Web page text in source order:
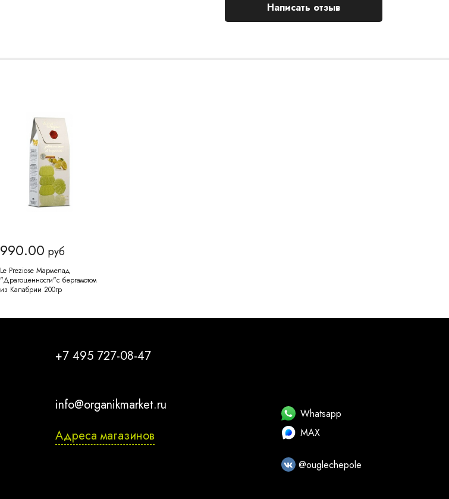
Написать отзыв
990.00 руб
Le Preziose Мармелад
"Драгоценности"с бергамотом
из Калабрии 200гр
+7 495 727-08-47
info@organikmarket.ru
Адреса магазинов
Whatsapp
MAX
@ouglechepole